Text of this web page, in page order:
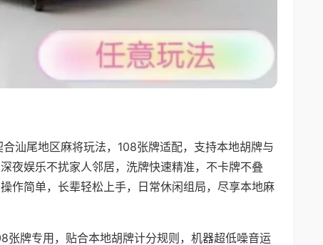
合汕尾地区麻将玩法，108张牌适配，支持本地胡牌与
夜娱乐不扰家人邻居，洗牌快速精准，不卡牌不叠
作简单，长辈轻松上手，日常休闲组局，尽享本地麻
张牌专用，贴合本地胡牌计分规则，机器超低噪音运